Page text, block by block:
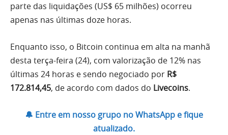
parte das liquidações (US$ 65 milhões) ocorreu
apenas nas últimas doze horas.
Enquanto isso, o Bitcoin continua em alta na manhã
desta terça-feira (24), com valorização de 12% nas
últimas 24 horas e sendo negociado por R$
172.814,45, de acordo com dados do Livecoins.
🔔 Entre em nosso grupo no WhatsApp e fique
atualizado.